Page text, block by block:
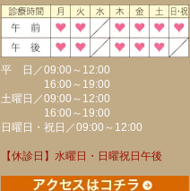
平 日／09:00～12:00
16:00～19:00
土曜日／09:00～12:00
16:00～19:00
日曜日・祝日／09:00～12:00
【休診日】水曜日・日曜祝日午後